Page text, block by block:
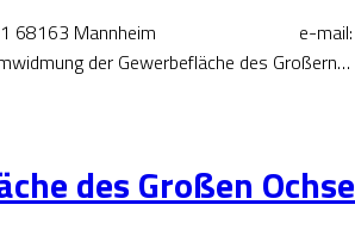
11 68163 Mannheim e-mail:
der Gewerbefläche des Großern…
des Großen